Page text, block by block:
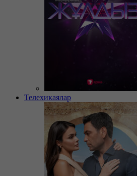
Телехикаялар